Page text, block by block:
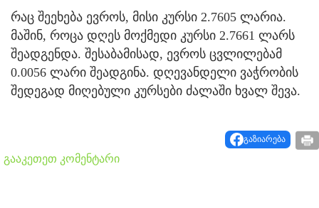
რაც შეეხება ევროს, მისი კურსი 2.7605 ლარია.
მაშინ, როცა დღეს მოქმედი კურსი 2.7661 ლარს
შეადგენდა. შესაბამისად, ევროს ცვლილებამ
0.0056 ლარი შეადგინა. დღევანდელი ვაჭრობის
შედეგად მიღებული კურსები ძალაში ხვალ შევა.
გაზიარება
გააკეთეთ კომენტარი